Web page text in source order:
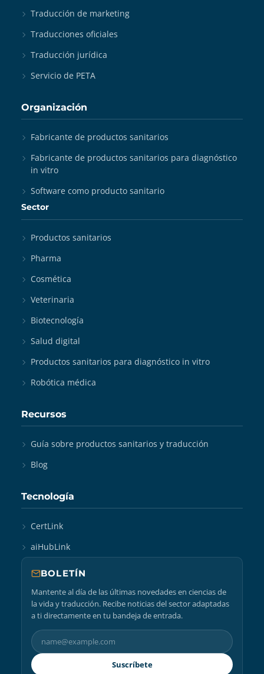
Traducción de marketing
Traducciones oficiales
Traducción jurídica
Servicio de PETA
Organización
Fabricante de productos sanitarios
Fabricante de productos sanitarios para diagnóstico
in vitro
Software como producto sanitario
Sector
Productos sanitarios
Pharma
Cosmética
Veterinaria
Biotecnología
Salud digital
Productos sanitarios para diagnóstico in vitro
Robótica médica
Recursos
Guía sobre productos sanitarios y traducción
Blog
Tecnología
CertLink
aiHubLink
BOLETÍN
Mantente al día de las últimas novedades en ciencias de
la vida y traducción. Recibe noticias del sector adaptadas
a ti directamente en tu bandeja de entrada.
Suscríbete